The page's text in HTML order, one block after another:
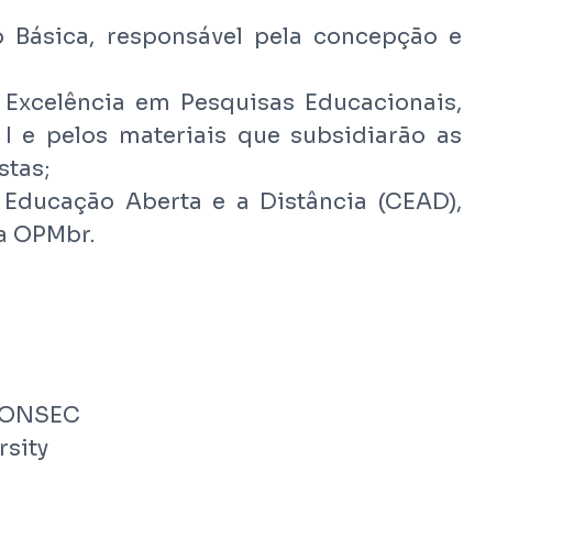
responsável pela concepção e
em Pesquisas Educacionais,
e pelos materiais que subsidiarão as
Aberta e a Distância (CEAD),
OPMbr.